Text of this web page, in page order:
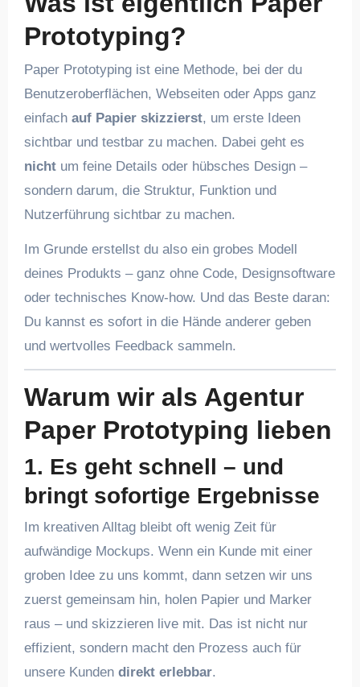
Prototyping?
Paper Prototyping ist eine Methode, bei der du
Benutzeroberflächen, Webseiten oder Apps ganz
einfach auf Papier skizzierst, um erste Ideen
sichtbar und testbar zu machen. Dabei geht es
nichtum feine Details oder hübsches Design –
sondern darum, die Struktur, Funktion und
Nutzerführung sichtbar zu machen.
Im Grunde erstellst du also ein grobes Modell
deines Produkts – ganz ohne Code, Designsoftware
oder technisches Know-how. Und das Beste daran:
Du kannst es sofort in die Hände anderer geben
und wertvolles Feedback sammeln.
Warum wir als Agentur
Paper Prototyping lieben
1. Es geht schnell – und
bringt sofortige Ergebnisse
Im kreativen Alltag bleibt oft wenig Zeit für
aufwändige Mockups. Wenn ein Kunde mit einer
groben Idee zu uns kommt, dann setzen wir uns
zuerst gemeinsam hin, holen Papier und Marker
raus – und skizzieren live mit. Das ist nicht nur
effizient, sondern macht den Prozess auch für
unsere Kunden direkt erlebbar.